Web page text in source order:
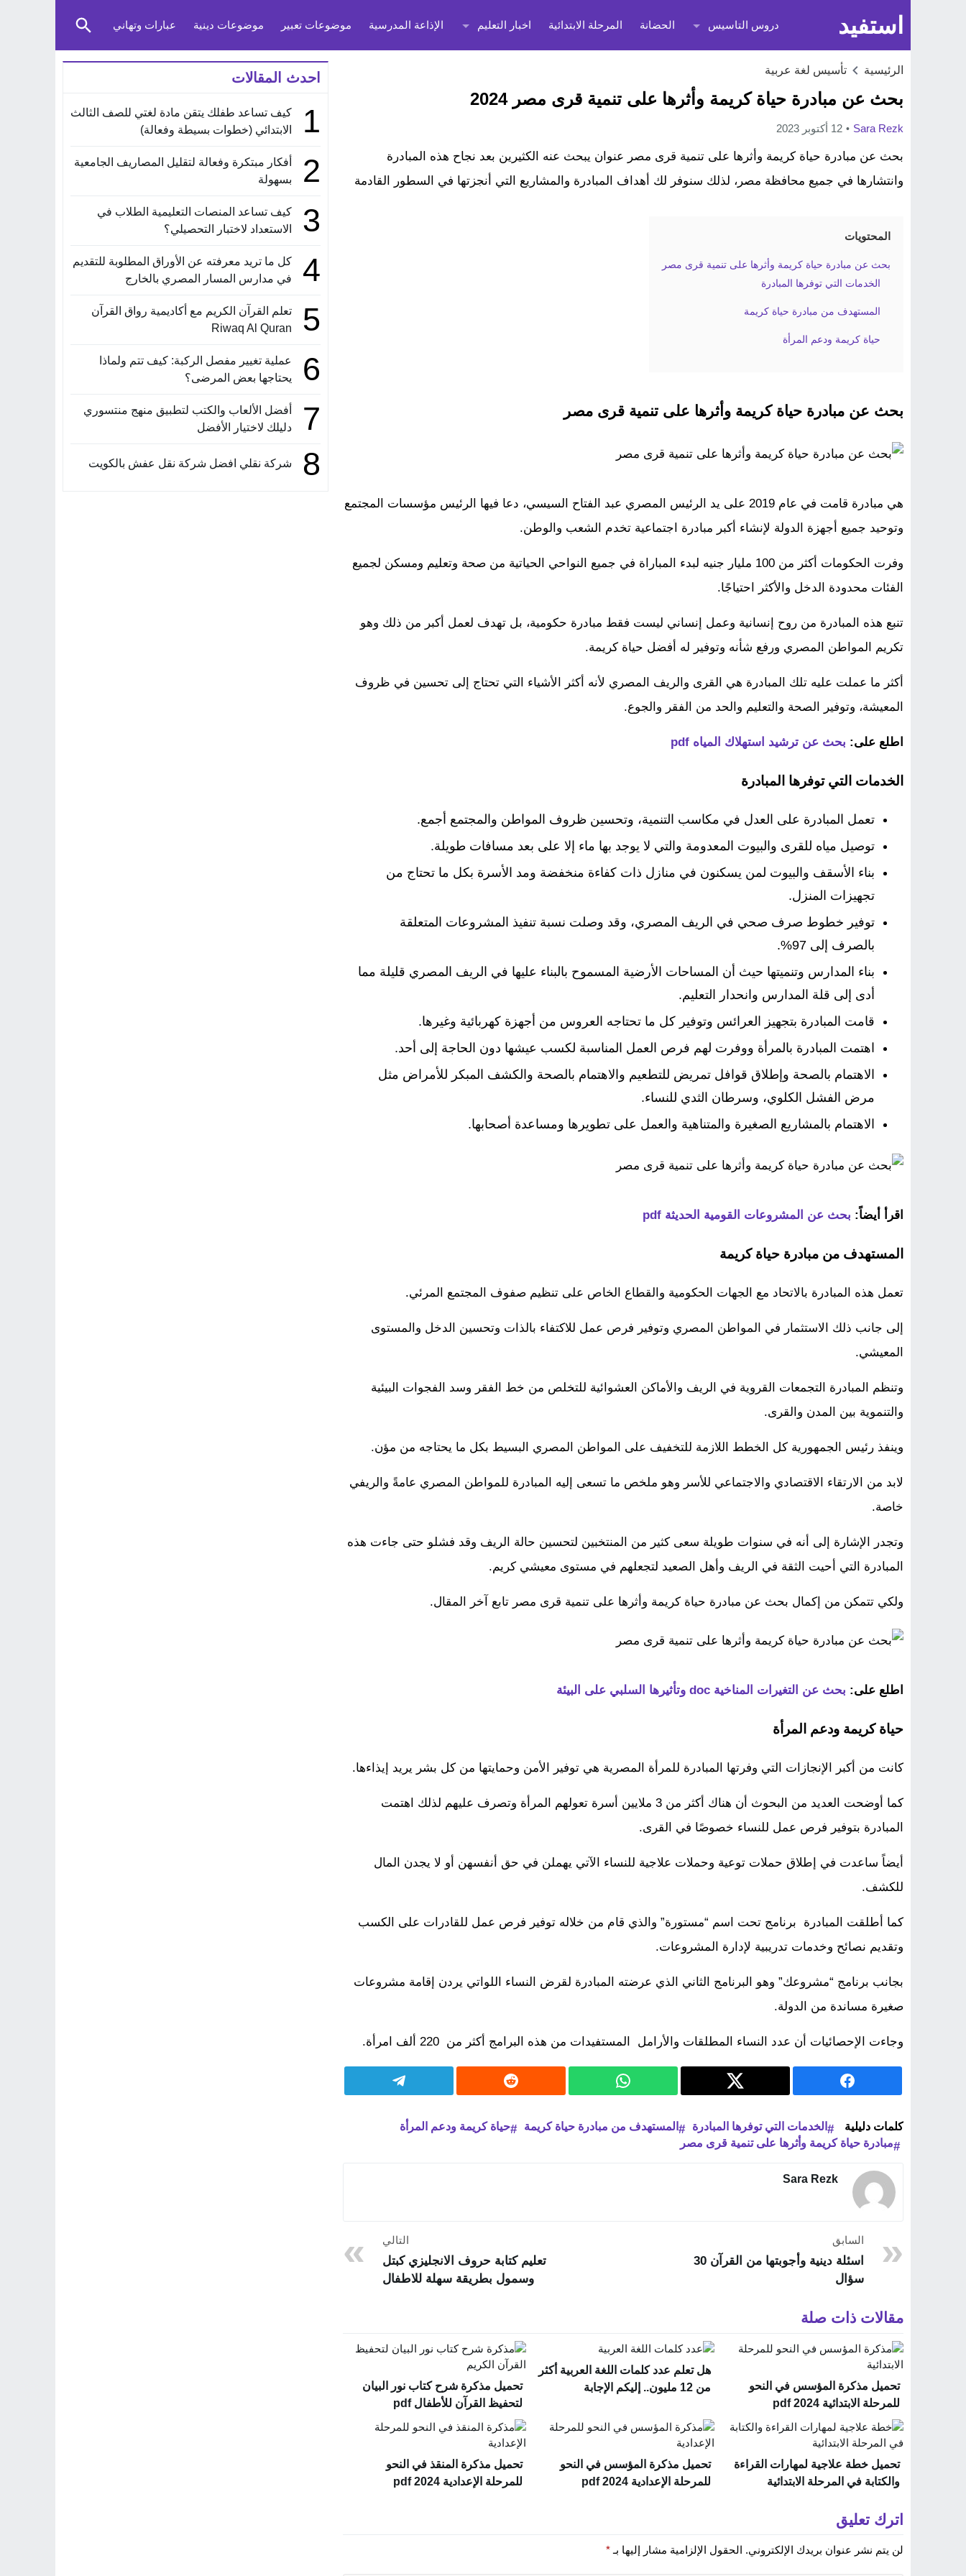
استفيد دروس التاسيس الحضانة المرحلة الابتدائية اخبار التعليم الإذاعة المدرسية موضوعات تعبير موضوعات دينية عبارات وتهاني
الرئيسية تأسيس لغة عربية
بحث عن مبادرة حياة كريمة وأثرها على تنمية قرى مصر 2024
Sara Rezk 12 أكتوبر 2023
بحث عن مبادرة حياة كريمة وأثرها على تنمية قرى مصر عنوان يبحث عنه الكثيرين بعد نجاح هذه المبادرة
وانتشارها في جميع محافظة مصر، لذلك سنوفر لك أهداف المبادرة والمشاريع التي أنجزتها في السطور القادمة
المحتويات
بحث عن مبادرة حياة كريمة وأثرها على تنمية قرى مصر
الخدمات التي توفرها المبادرة
المستهدف من مبادرة حياة كريمة
حياة كريمة ودعم المرأة
بحث عن مبادرة حياة كريمة وأثرها على تنمية قرى مصر
هي مبادرة قامت في عام 2019 على يد الرئيس المصري عبد الفتاح السيسي، دعا فيها الرئيس مؤسسات المجتمع
وتوحيد جميع أجهزة الدولة لإنشاء أكبر مبادرة اجتماعية تخدم الشعب والوطن.
وفرت الحكومات أكثر من 100 مليار جنيه لبدء المباراة في جميع النواحي الحياتية من صحة وتعليم ومسكن لجميع
الفئات محدودة الدخل والأكثر احتياجًا.
تنبع هذه المبادرة من روح إنسانية وعمل إنساني ليست فقط مبادرة حكومية، بل تهدف لعمل أكبر من ذلك وهو
تكريم المواطن المصري ورفع شأنه وتوفير له أفضل حياة كريمة.
أكثر ما عملت عليه تلك المبادرة هي القرى والريف المصري لأنه أكثر الأشياء التي تحتاج إلى تحسين في ظروف
المعيشة، وتوفير الصحة والتعليم والحد من الفقر والجوع.
اطلع على: بحث عن ترشيد استهلاك المياه pdf
الخدمات التي توفرها المبادرة
تعمل المبادرة على العدل في مكاسب التنمية، وتحسين ظروف المواطن والمجتمع أجمع.
توصيل مياه للقرى والبيوت المعدومة والتي لا يوجد بها ماء إلا على بعد مسافات طويلة.
بناء الأسقف والبيوت لمن يسكنون في منازل ذات كفاءة منخفضة ومد الأسرة بكل ما تحتاج من
تجهيزات المنزل.
توفير خطوط صرف صحي في الريف المصري، وقد وصلت نسبة تنفيذ المشروعات المتعلقة
بالصرف إلى 97%.
بناء المدارس وتنميتها حيث أن المساحات الأرضية المسموح بالبناء عليها في الريف المصري قليلة مما
أدى إلى قلة المدارس وانحدار التعليم.
قامت المبادرة بتجهيز العرائس وتوفير كل ما تحتاجه العروس من أجهزة كهربائية وغيرها.
اهتمت المبادرة بالمرأة ووفرت لهم فرص العمل المناسبة لكسب عيشها دون الحاجة إلى أحد.
الاهتمام بالصحة وإطلاق قوافل تمريض للتطعيم والاهتمام بالصحة والكشف المبكر للأمراض مثل
مرض الفشل الكلوي، وسرطان الثدي للنساء.
الاهتمام بالمشاريع الصغيرة والمتناهية والعمل على تطويرها ومساعدة أصحابها.
اقرأ أيضاً: بحث عن المشروعات القومية الحديثة pdf
المستهدف من مبادرة حياة كريمة
تعمل هذه المبادرة بالاتحاد مع الجهات الحكومية والقطاع الخاص على تنظيم صفوف المجتمع المرئي.
إلى جانب ذلك الاستثمار في المواطن المصري وتوفير فرص عمل للاكتفاء بالذات وتحسين الدخل والمستوى
المعيشي.
وتنظم المبادرة التجمعات القروية في الريف والأماكن العشوائية للتخلص من خط الفقر وسد الفجوات البيئية
والتنموية بين المدن والقرى.
وينفذ رئيس الجمهورية كل الخطط اللازمة للتخفيف على المواطن المصري البسيط بكل ما يحتاجه من مؤن.
لابد من الارتقاء الاقتصادي والاجتماعي للأسر وهو ملخص ما تسعى إليه المبادرة للمواطن المصري عامةً والريفي
خاصة.
وتجدر الإشارة إلى أنه في سنوات طويلة سعى كثير من المنتخبين لتحسين حالة الريف وقد فشلو حتى جاءت هذه
المبادرة التي أحيت الثقة في الريف وأهل الصعيد لتجعلهم في مستوى معيشي كريم.
ولكي تتمكن من إكمال بحث عن مبادرة حياة كريمة وأثرها على تنمية قرى مصر تابع آخر المقال.
اطلع على: بحث عن التغيرات المناخية doc وتأثيرها السلبي على البيئة
حياة كريمة ودعم المرأة
كانت من أكبر الإنجازات التي وفرتها المبادرة للمرأة المصرية هي توفير الأمن وحمايتها من كل بشر يريد إيذاءها.
كما أوضحت العديد من البحوث أن هناك أكثر من 3 ملايين أسرة تعولهم المرأة وتصرف عليهم لذلك اهتمت
المبادرة بتوفير فرص عمل للنساء خصوصًا في القرى.
أيضاً ساعدت في إطلاق حملات توعية وحملات علاجية للنساء الآتي يهملن في حق أنفسهن أو لا يجدن المال
للكشف.
كما أطلقت المبادرة برنامج تحت اسم “مستورة” والذي قام من خلاله توفير فرص عمل للقادرات على الكسب
وتقديم نصائح وخدمات تدريبية لإدارة المشروعات.
بجانب برنامج “مشروعك” وهو البرنامج الثاني الذي عرضته المبادرة لقرض النساء اللواتي يردن إقامة مشروعات
صغيرة مساندة من الدولة.
وجاءت الإحصائيات أن عدد النساء المطلقات والأرامل المستفيدات من هذه البرامج أكثر من 220 ألف امرأة.
كلمات دليلية الخدمات التي توفرها المبادرة المستهدف من مبادرة حياة كريمة
حياة كريمة ودعم المرأة
مبادرة حياة كريمة وأثرها على تنمية قرى مصر
Sara Rezk
السابق
اسئلة دينية وأجوبتها من القرآن 30
سؤال
التالي
تعليم كتابة حروف الانجليزي كبتل
وسمول بطريقة سهلة للاطفال
مقالات ذات صلة
تحميل مذكرة المؤسس في النحو
للمرحلة الابتدائية 2024 pdf
هل تعلم عدد كلمات اللغة العربية أكثر
من 12 مليون.. إليكم الإجابة
تحميل مذكرة شرح كتاب نور البيان
لتحفيظ القرآن للأطفال pdf
تحميل خطة علاجية لمهارات القراءة
والكتابة في المرحلة الابتدائية
تحميل مذكرة المؤسس في النحو
للمرحلة الإعدادية 2024 pdf
تحميل مذكرة المنقذ في النحو
للمرحلة الإعدادية 2024 pdf
اترك تعليق
لن يتم نشر عنوان بريدك الإلكتروني. الحقول الإلزامية مشار إليها بـ *
احدث المقالات
1
كيف تساعد طفلك يتقن مادة لغتي للصف الثالث
الابتدائي (خطوات بسيطة وفعالة)
2
أفكار مبتكرة وفعالة لتقليل المصاريف الجامعية
بسهولة
3
كيف تساعد المنصات التعليمية الطلاب في
الاستعداد لاختبار التحصيلي؟
4
كل ما تريد معرفته عن الأوراق المطلوبة للتقديم
في مدارس المسار المصري بالخارج
5
تعلم القرآن الكريم مع أكاديمية رواق القرآن
Riwaq Al Quran
6
عملية تغيير مفصل الركبة: كيف تتم ولماذا
يحتاجها بعض المرضى؟
7
أفضل الألعاب والكتب لتطبيق منهج منتسوري
دليلك لاختيار الأفضل
8 شركة نقلي افضل شركة نقل عفش بالكويت